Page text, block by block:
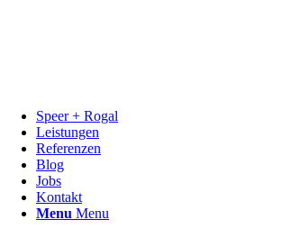
Speer + Rogal
Leistungen
Referenzen
Blog
Jobs
Kontakt
Menu Menu